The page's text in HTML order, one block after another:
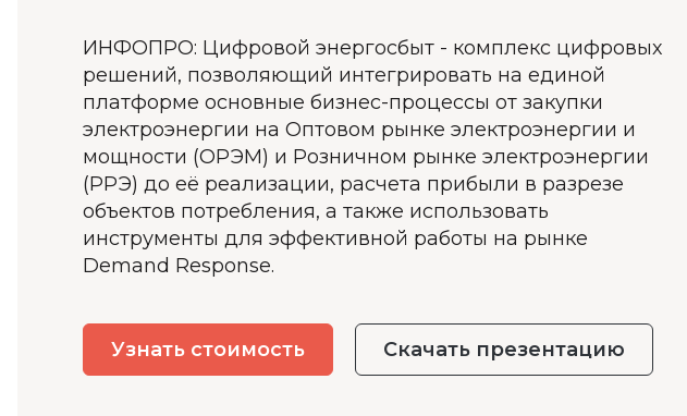
ИНФОПРО: Цифровой энергосбыт - комплекс цифровых
решений, позволяющий интегрировать на единой
платформе основные бизнес-процессы от закупки
электроэнергии на Оптовом рынке электроэнергии и
мощности (ОРЭМ) и Розничном рынке электроэнергии
(РРЭ) до её реализации, расчета прибыли в разрезе
объектов потребления, а также использовать
инструменты для эффективной работы на рынке
Demand Response.
Узнать стоимость Скачать презентацию